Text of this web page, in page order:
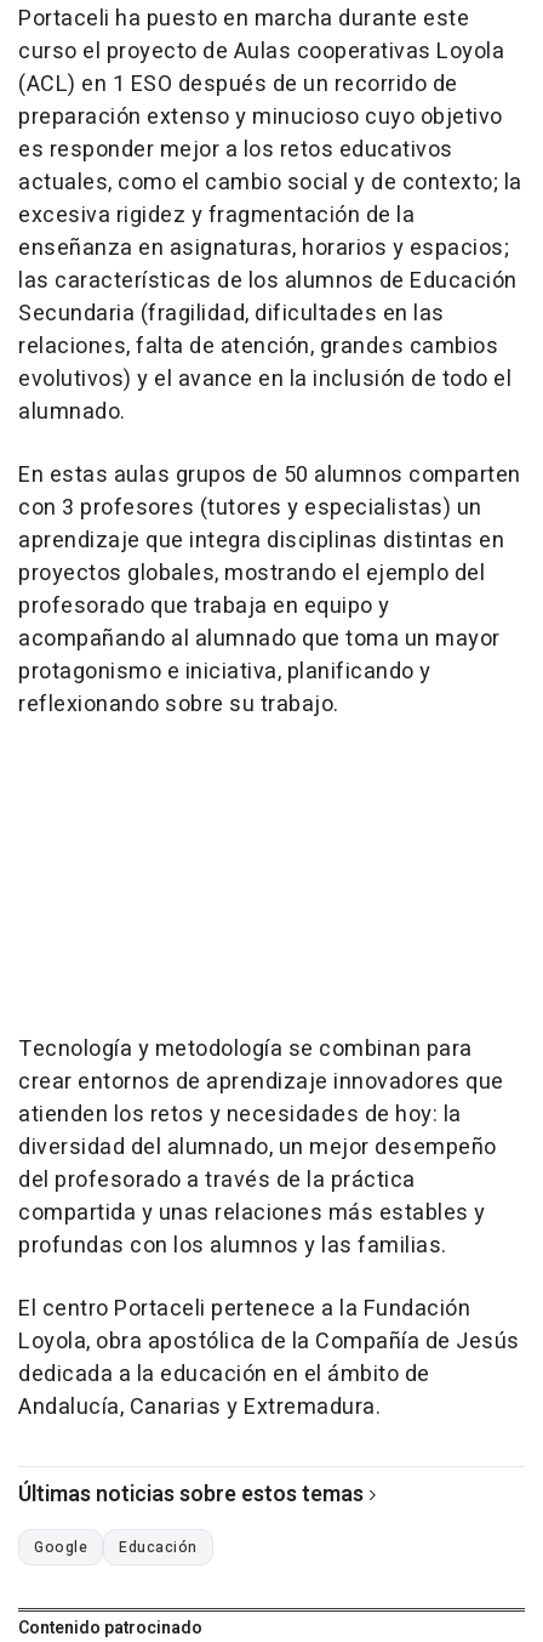
Portaceli ha puesto en marcha durante este
curso el proyecto de Aulas cooperativas Loyola
(ACL) en 1 ESO después de un recorrido de
preparación extenso y minucioso cuyo objetivo
es responder mejor a los retos educativos
actuales, como el cambio social y de contexto; la
excesiva rigidez y fragmentación de la
enseñanza en asignaturas, horarios y espacios;
las características de los alumnos de Educación
Secundaria (fragilidad, dificultades en las
relaciones, falta de atención, grandes cambios
evolutivos) y el avance en la inclusión de todo el
alumnado.
En estas aulas grupos de 50 alumnos comparten
con 3 profesores (tutores y especialistas) un
aprendizaje que integra disciplinas distintas en
proyectos globales, mostrando el ejemplo del
profesorado que trabaja en equipo y
acompañando al alumnado que toma un mayor
protagonismo e iniciativa, planificando y
reflexionando sobre su trabajo.
Tecnología y metodología se combinan para
crear entornos de aprendizaje innovadores que
atienden los retos y necesidades de hoy: la
diversidad del alumnado, un mejor desempeño
del profesorado a través de la práctica
compartida y unas relaciones más estables y
profundas con los alumnos y las familias.
El centro Portaceli pertenece a la Fundación
Loyola, obra apostólica de la Compañía de Jesús
dedicada a la educación en el ámbito de
Andalucía, Canarias y Extremadura.
Últimas noticias sobre estos temas
Google Educación
Contenido patrocinado